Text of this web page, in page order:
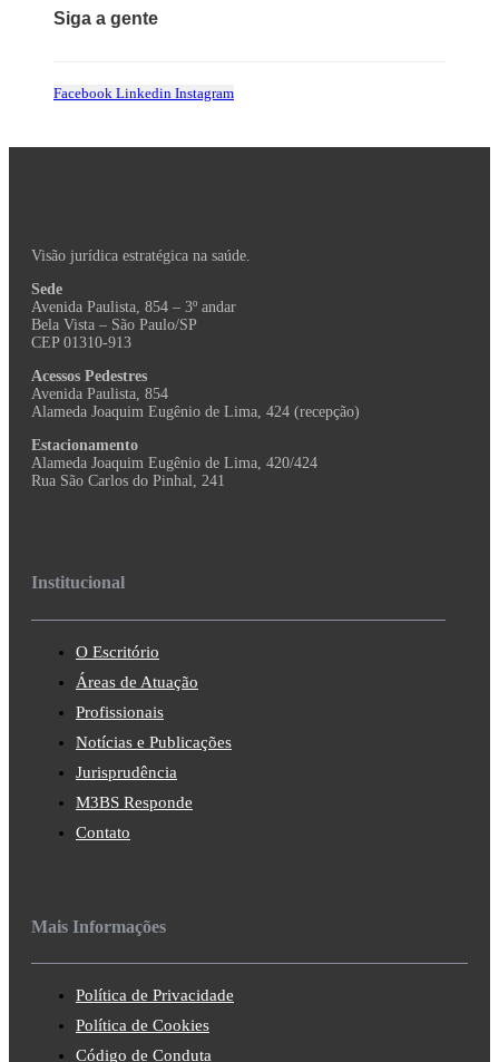
Siga a gente
Facebook Linkedin Instagram
Visão jurídica estratégica na saúde.
Sede
Avenida Paulista, 854 – 3º andar
Bela Vista – São Paulo/SP
CEP 01310-913
Acessos Pedestres
Avenida Paulista, 854
Alameda Joaquim Eugênio de Lima, 424 (recepção)
Estacionamento
Alameda Joaquim Eugênio de Lima, 420/424
Rua São Carlos do Pinhal, 241
Institucional
O Escritório
Áreas de Atuação
Profissionais
Notícias e Publicações
Jurisprudência
M3BS Responde
Contato
Mais Informações
Política de Privacidade
Política de Cookies
Código de Conduta